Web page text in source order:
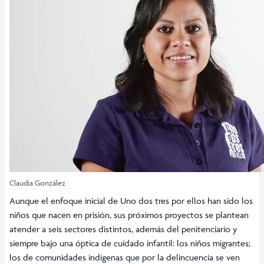
Claudia González
Aunque el enfoque inicial de Uno dos tres por ellos han sido los
niños que nacen en prisión, sus próximos proyectos se plantean
atender a seis sectores distintos, además del penitenciario y
siempre bajo una óptica de cuidado infantil: los niños migrantes;
los de comunidades indígenas que por la delincuencia se ven